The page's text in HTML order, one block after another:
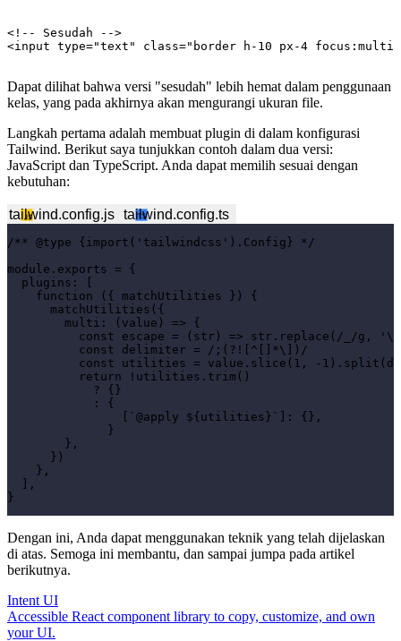
<!-- Sesudah -->
Dapat dilihat bahwa versi "sesudah" lebih hemat dalam penggunaan
kelas, yang pada akhirnya akan mengurangi ukuran file.
Langkah pertama adalah membuat plugin di dalam konfigurasi
Tailwind. Berikut saya tunjukkan contoh dalam dua versi:
JavaScript dan TypeScript. Anda dapat memilih sesuai dengan
kebutuhan:
tailwind.config.js tailwind.config.ts
/** @type {import('tailwindcss').Config} */
module.exports = {
  plugins: [
    function ({ matchUtilities }) {
      matchUtilities({
        multi: (value) => {
const escape = (str) => str.replace(/_/g,
          const delimiter = /;(?![^[]*\])/
const utilities = value.slice(1, -
          return !utilities.trim()
            ? {}
            : {
                [`@apply ${utilities}`]: {},
              }
        },
      })
    },
  ],
Dengan ini, Anda dapat menggunakan teknik yang telah dijelaskan
di atas. Semoga ini membantu, dan sampai jumpa pada artikel
berikutnya.
Intent UI
Accessible React component library to copy, customize, and own
your UI.